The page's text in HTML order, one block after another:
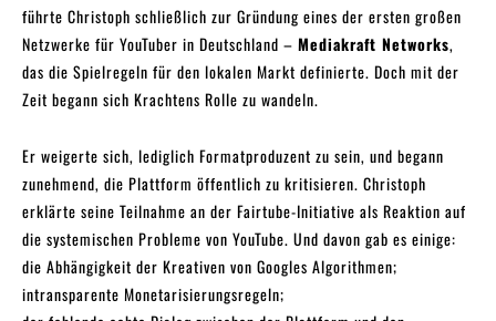
führte Christoph schließlich zur Gründung eines der ersten großen
Netzwerke für YouTuber in Deutschland – Mediakraft Networks,
das die Spielregeln für den lokalen Markt definierte. Doch mit der
Zeit begann sich Krachtens Rolle zu wandeln.
Er weigerte sich, lediglich Formatproduzent zu sein, und begann
zunehmend, die Plattform öffentlich zu kritisieren. Christoph
erklärte seine Teilnahme an der Fairtube-Initiative als Reaktion auf
die systemischen Probleme von YouTube. Und davon gab es einige:
die Abhängigkeit der Kreativen von Googles Algorithmen;
intransparente Monetarisierungsregeln;